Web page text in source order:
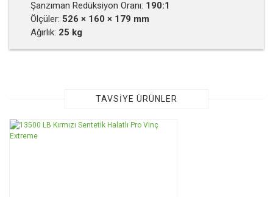
Şanzıman Redüksiyon Oranı: 190:1
Ölçüler: 526 × 160 × 179 mm
Ağırlık: 25 kg
Görüş ve önerileriniz için teşekkür ederiz.
Ürün resmi kalitesiz, bozuk veya görüntülenemiyor.
TAVSİYE ÜRÜNLER
TÜKENDİ